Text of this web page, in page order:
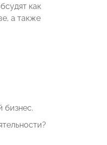
как
а также
бизнес.